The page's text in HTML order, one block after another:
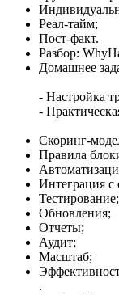
Реал-тайм;
Пост-факт.
Разбор:
Домашнее
- Настройка
-
Скоринг-
Правила
Интеграция с
Тестирование;
Обновления;
Отчеты;
Аудит;
Масштаб;
.